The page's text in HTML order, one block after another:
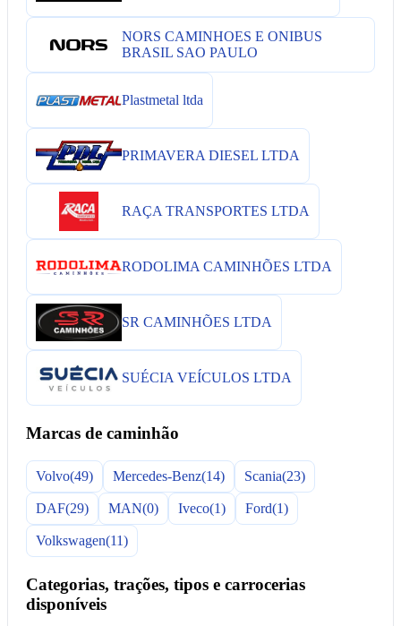
NORS CAMINHOES E ONIBUS
BRASIL SAO PAULO
Plastmetal ltda
PRIMAVERA DIESEL LTDA
RAÇA TRANSPORTES LTDA
RODOLIMA CAMINHÕES LTDA
SR CAMINHÕES LTDA
SUÉCIA VEÍCULOS LTDA
Marcas de caminhão
Volvo(49) Mercedes-Benz(14) Scania(23)
DAF(29) MAN(0) Iveco(1) Ford(1)
Volkswagen(11)
Categorias, trações, tipos e carrocerias
disponíveis